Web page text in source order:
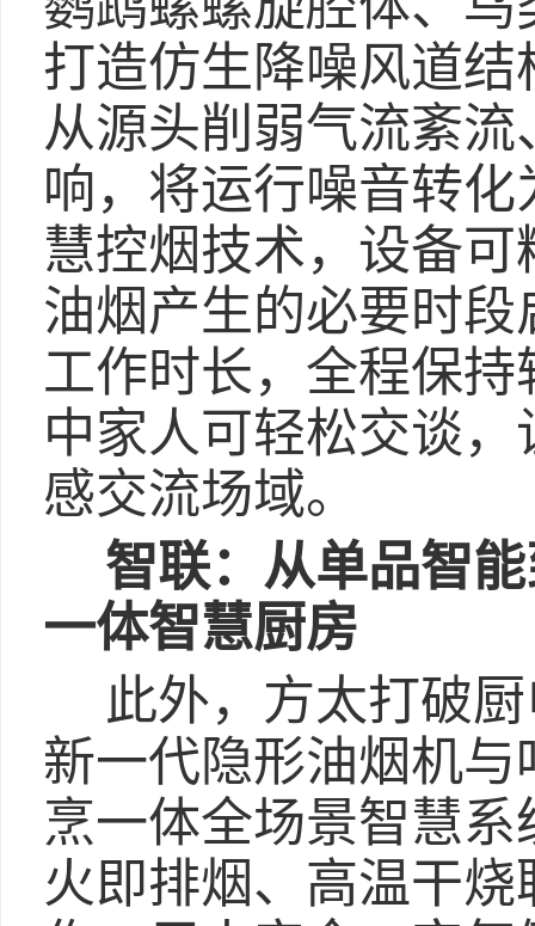
打造仿生降噪风道
从源头削弱气流紊
响，将运行噪音转
慧控烟技术，设备
油烟产生的必要时
工作时长，全程保
中家人可轻松交谈
感交流场域。
智联：从单品智
一体智慧厨房
此外，方太打破
新一代隐形油烟机
烹一体全场景智慧
火即排烟、高温干